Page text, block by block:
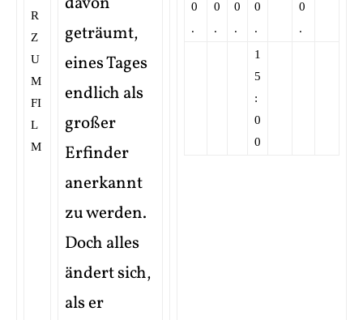
0
.
0
.
0
.
0
.
0
.
1
5
:
0
0
geträumt,
eines Tages
endlich als
großer
Erfinder
anerkannt
zu werden.
Doch alles
ändert sich,
als er